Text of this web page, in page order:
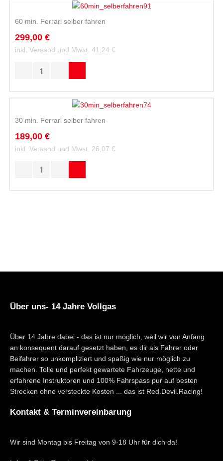
60 min. Ferrari selber fahren
299,00 €
inkl. Versand und Mwst. 41,24 €
30 min. Ferrari selber fahren
189,00 €
inkl. Versand und Mwst. 26,07 €
Über uns- 14 Jahre Vollgas
Über 14 Jahre dabei - das ist nur möglich, weil wir von Anfang
an konsequent darauf gesetzt haben, es dir als Fahrer oder
Beifahrer so unkompliziert und spaßig wie nur möglich zu
machen. Tolle und perfekt gewartete Fahrzeuge, nette und
erfahrene Instruktoren und 100% Fahrspass pur auf besten
Strecken ohne versteckte Kosten ... das ist Red.Devil.Racing!
Kontakt & Terminvereinbarung
Wir sind Montag bis Freitag von 9-18 Uhr für dich da!